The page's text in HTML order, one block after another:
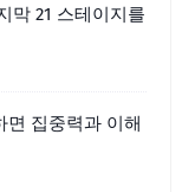
막 21 스테이지를
면 집중력과 이해